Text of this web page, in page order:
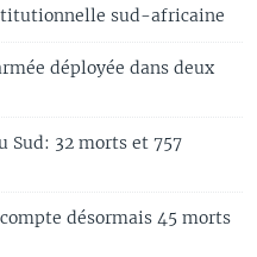
sud-africaine
déployée dans deux
32 morts et 757
désormais 45 morts